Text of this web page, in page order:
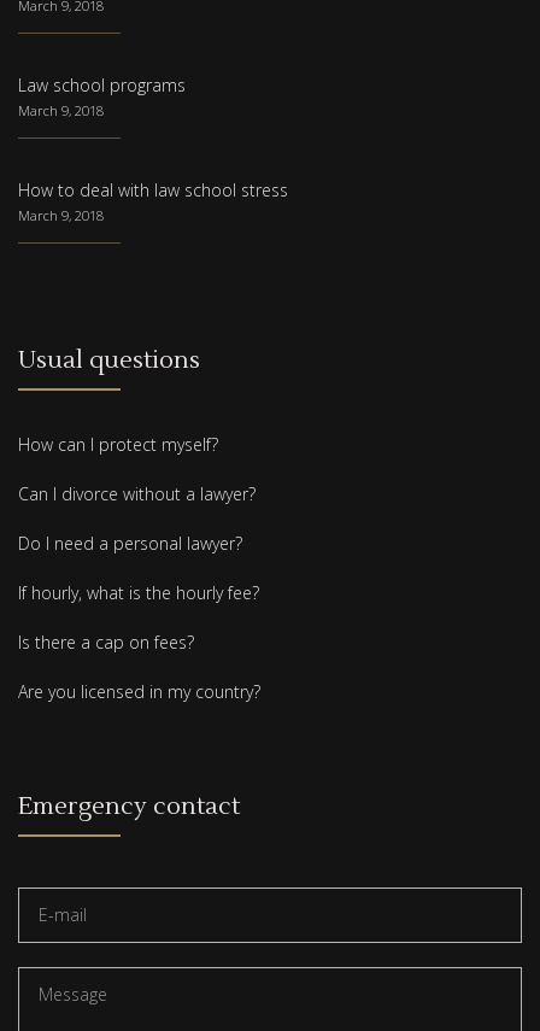
March 9, 2018
Law school programs
March 9, 2018
How to deal with law school stress
March 9, 2018
Usual questions
How can I protect myself?
Can I divorce without a lawyer?
Do I need a personal lawyer?
If hourly, what is the hourly fee?
Is there a cap on fees?
Are you licensed in my country?
Emergency contact